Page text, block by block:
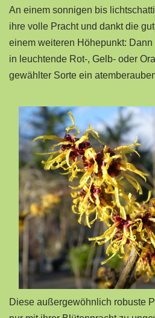
An einem sonnigen bis
ihre volle Pracht und dankt die
einem weiteren Höhepunkt:
in leuchtende Rot-, Gelb- oder
gewählter Sorte ein
Diese außergewöhnlich robuste